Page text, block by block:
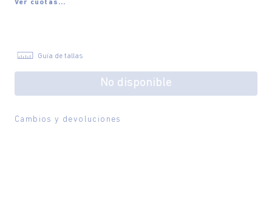
Ver cuotas...
Guía de tallas
No disponible
Cambios y devoluciones